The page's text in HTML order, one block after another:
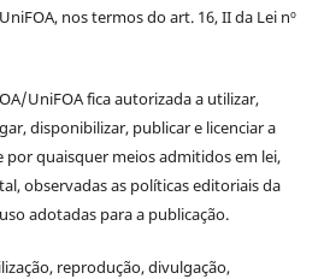
nos termos do art. 16, II da Lei nº
UniFOA fica autorizada a utilizar,
disponibilizar, publicar e licenciar a
quaisquer meios admitidos em lei,
observadas as políticas editoriais da
adotadas para a publicação.
reprodução, divulgação,